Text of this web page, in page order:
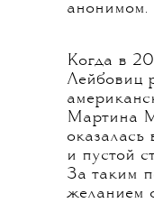
анонимом.
Когда в
Лейбовиц
Мартина
оказалась
и пустой
За таким
желанием